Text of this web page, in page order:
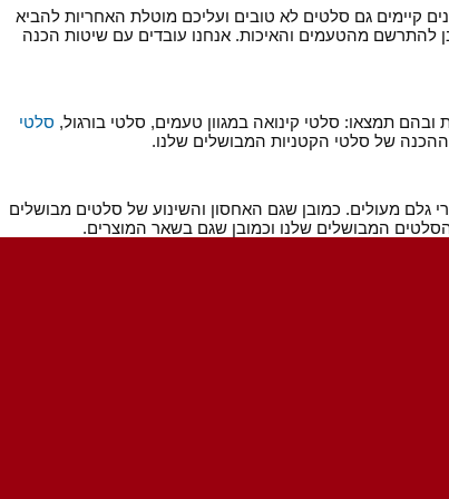
קיימים גם סלטים לא טובים ועליכם מוטלת האחריות להביא
להתרשם מהטעמים והאיכות. אנחנו עובדים עם שיטות הכנה
תמצאו: סלטי קינואה במגוון טעמים, סלטי בורגול, סלטי
ההכנה של סלטי הקטניות המבושלים שלנו.
מעולים. כמובן שגם האחסון והשינוע של סלטים מבושלים
המבושלים שלנו וכמובן שגם בשאר המוצרים.